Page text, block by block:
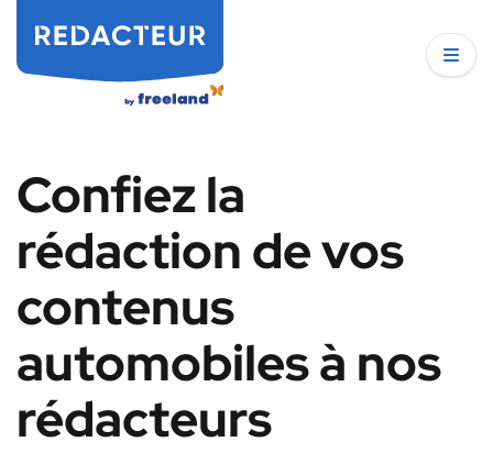
Confiez la
rédaction de vos
contenus
automobiles à nos
rédacteurs